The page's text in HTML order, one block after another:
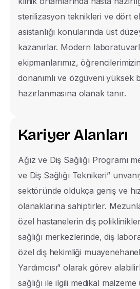
sterilizasyon teknikleri ve dört
asistanlığı konularında üst
kazanırlar. Modern
ekipmanlarımız,
donanımlı ve özgüveni yüksek
hazırlanmasına olanak tanır.
Kariyer Alanları
Ağız ve Diş Sağlığı Programı
ve Diş Sağlığı Teknikeri”
sektöründe oldukça geniş ve
olanaklarına sahiptirler.
özel hastanelerin diş
sağlığı merkezlerinde, diş
özel diş hekimliği
Yardımcısı” olarak görev
sağlığı ile ilgili medikal malzeme
Telefon
United
States
+1
E-posta
KKTC
TC
International
Öğretim Düzeyi
Ön Lisans
Lisans
Ön Lisans